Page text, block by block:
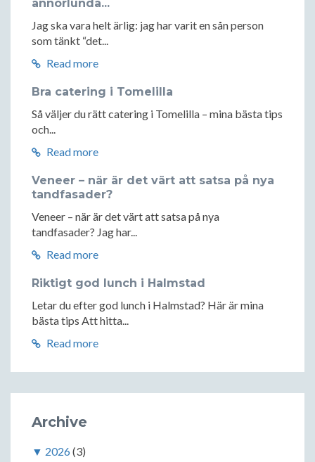
annorlunda...
Jag ska vara helt ärlig: jag har varit en sån person
som tänkt “det...
Read more
Bra catering i Tomelilla
Så väljer du rätt catering i Tomelilla – mina bästa tips
och...
Read more
Veneer – när är det värt att satsa på nya
tandfasader?
Veneer – när är det värt att satsa på nya
tandfasader? Jag har...
Read more
Riktigt god lunch i Halmstad
Letar du efter god lunch i Halmstad? Här är mina
bästa tips Att hitta...
Read more
Archive
▼ 2026(3)